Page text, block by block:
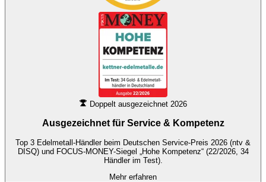
Doppelt ausgezeichnet 2026
Ausgezeichnet für Service & Kompetenz
Top 3 Edelmetall-Händler beim Deutschen Service-Preis 2026 (ntv &
DISQ) und FOCUS-MONEY-Siegel „Hohe Kompetenz“ (22/2026, 34
Händler im Test).
Mehr erfahren